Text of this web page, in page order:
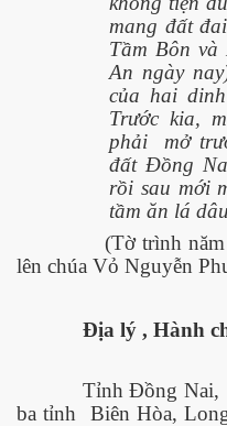
mang đất
Tầm Bôn
An ngày
của hai
Trước kia,
phải
mở
đất Đồng
rồi sau mới
tầm ăn lá
(Tờ trình
lên chúa Vỏ Nguyễn
Địa lý , Hành
Tỉnh Đồng Nai,
ba tỉnh
Biên Hòa,